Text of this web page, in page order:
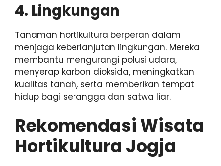
4. Lingkungan
Tanaman hortikultura berperan dalam
menjaga keberlanjutan lingkungan. Mereka
membantu mengurangi polusi udara,
menyerap karbon dioksida, meningkatkan
kualitas tanah, serta memberikan tempat
hidup bagi serangga dan satwa liar.
Rekomendasi Wisata
Hortikultura Jogja